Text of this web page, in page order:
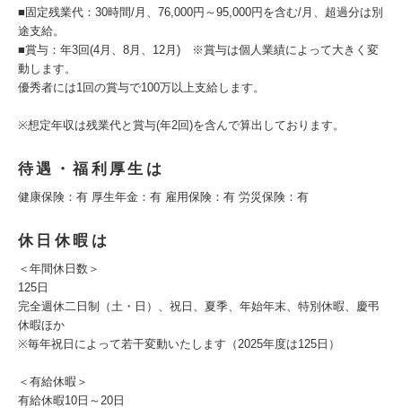
■固定残業代：30時間/月、76,000円～95,000円を含む/月、超過分は別
途支給。
■賞与：年3回(4月、8月、12月) ※賞与は個人業績によって大きく変
動します。
優秀者には1回の賞与で100万以上支給します。
※想定年収は残業代と賞与(年2回)を含んで算出しております。
待遇・福利厚生は
健康保険：有 厚生年金：有 雇用保険：有 労災保険：有
休日休暇は
＜年間休日数＞
125日
完全週休二日制（土・日）、祝日、夏季、年始年末、特別休暇、慶弔
休暇ほか
※毎年祝日によって若干変動いたします（2025年度は125日）
＜有給休暇＞
有給休暇10日～20日